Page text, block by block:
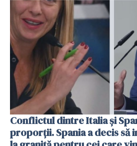
Conflictul dintre Italia și
proporții. Spania a decis să